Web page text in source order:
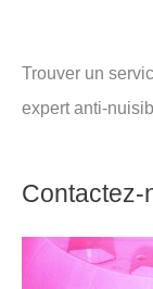
Trouver un
expert anti-
Contactez-